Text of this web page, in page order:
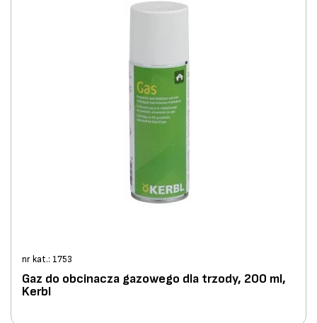
nr kat.: 1753
Gaz do obcinacza gazowego dla trzody, 200 ml,
Kerbl